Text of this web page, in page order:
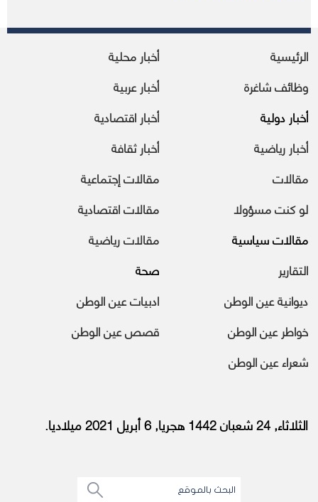
الرئيسية
أخبار محلية
وظائف شاغرة
أخبار عربية
أخبار دولية
أخبار اقتصادية
أخبار رياضية
أخبار ثقافة
مقالات
مقالات إجتماعية
لو كنت مسؤولا
مقالات اقتصادية
مقالات سياسية
مقالات رياضية
التقارير
صحة
ديوانية عين الوطن
ادبيات عين الوطن
خواطر عين الوطن
قصص عين الوطن
شعراء عين الوطن
الثلاثاء, 24 شعبان 1442 هجريا, 6 أبريل 2021 ميلاديا.